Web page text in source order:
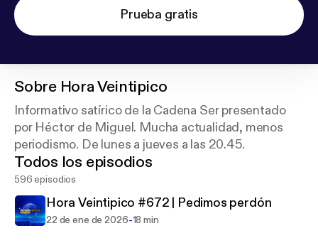
Prueba gratis
Sobre Hora Veintipico
Informativo satírico de la Cadena Ser presentado
por Héctor de Miguel. Mucha actualidad, menos
periodismo. De lunes a jueves a las 20.45.
Todos los episodios
596 episodios
Hora Veintipico #672 | Pedimos perdón
22 de ene de 2026-18 min